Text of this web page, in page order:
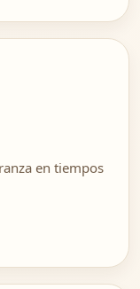
en tiempos